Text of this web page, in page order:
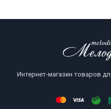
Интернет-магазин товаров